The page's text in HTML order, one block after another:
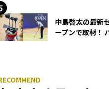
中島啓太の最新
ープンで取材！